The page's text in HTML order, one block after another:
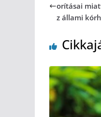
orításai
z állami